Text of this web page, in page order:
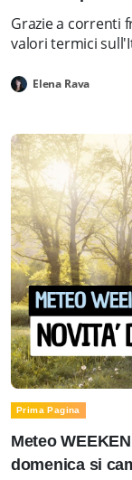
Grazie a correnti
valori termici
Elena Rava
Prima Pagina
Meteo
domenica si